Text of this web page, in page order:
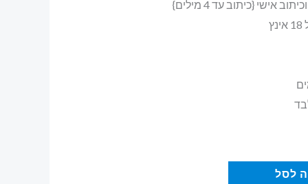
אישי {כיתוב עד 4 מילים}
לסל